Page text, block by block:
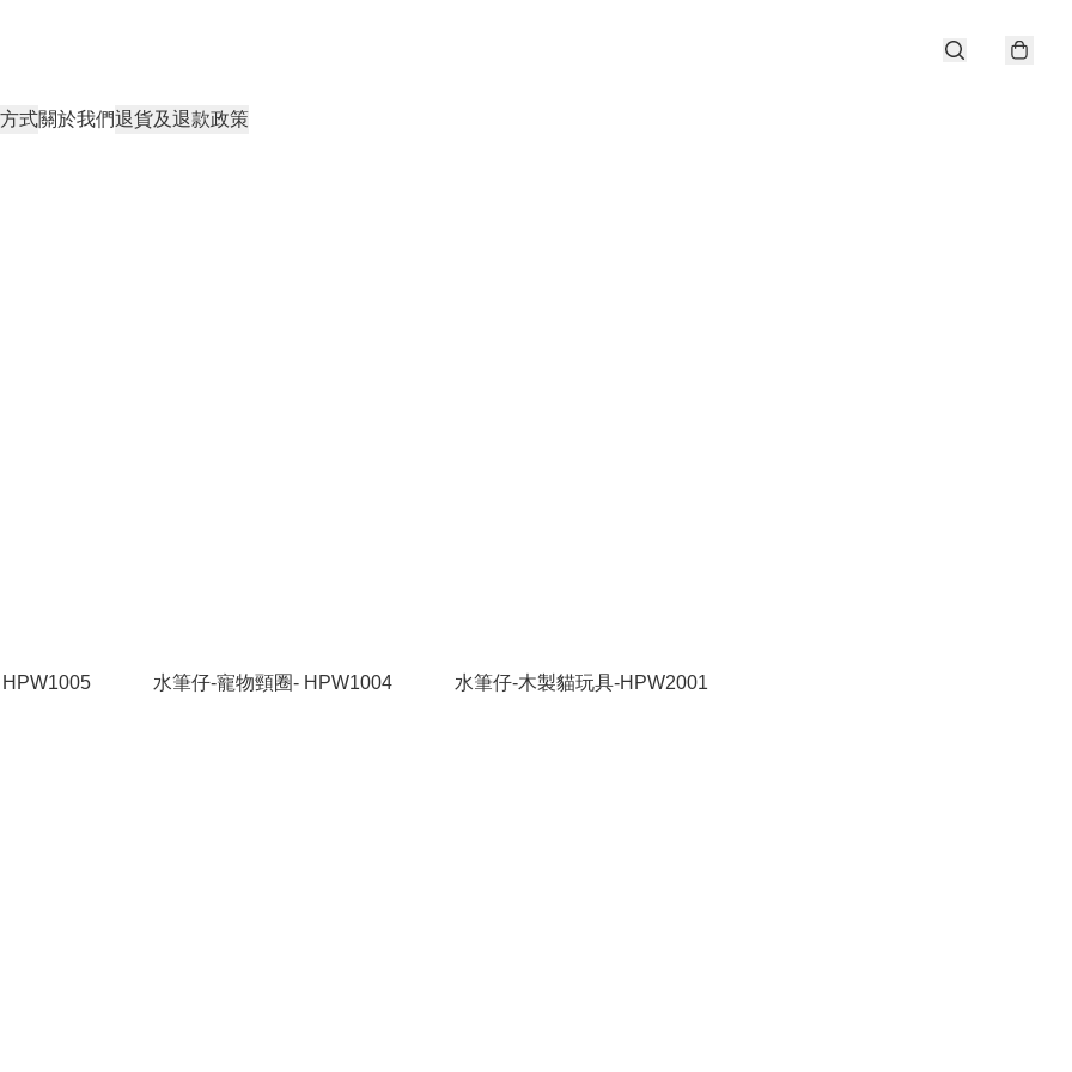
式關於我們退貨及退款政策
水筆仔-寵物頸圈- HPW1004 水筆仔-木製貓玩具-HPW2001